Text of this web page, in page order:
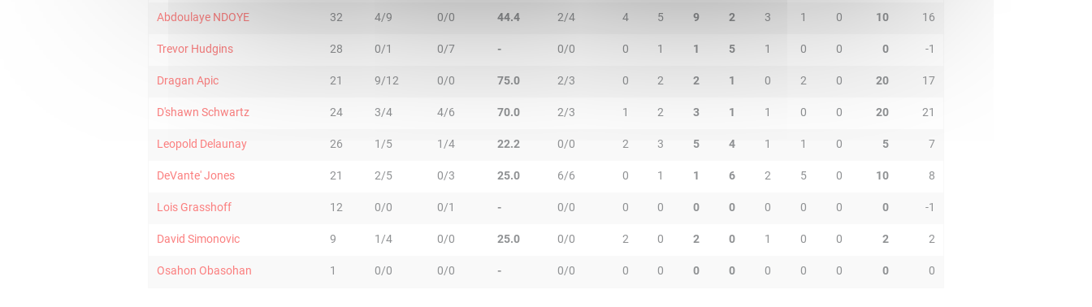
Abdoulaye NDOYE 32 4/9 0/0 44.4 2/4 4 5 9 2 3 1 0 10 16
Trevor Hudgins 28 0/1 0/7 - 0/0 0 1 1 5 1 0 0 0 -1
Dragan Apic 21 9/12 0/0 75.0 2/3 0 2 2 1 0 2 0 20 17
D'shawn Schwartz 24 3/4 4/6 70.0 2/3 1 2 3 1 1 0 0 20 21
Leopold Delaunay 26 1/5 1/4 22.2 0/0 2 3 5 4 1 1 0 5 7
DeVante' Jones 21 2/5 0/3 25.0 6/6 0 1 1 6 2 5 0 10 8
Lois Grasshoff 12 0/0 0/1 - 0/0 0 0 0 0 0 0 0 0 -1
David Simonovic 9 1/4 0/0 25.0 0/0 2 0 2 0 1 0 0 2 2
Osahon Obasohan 1 0/0 0/0 - 0/0 0 0 0 0 0 0 0 0 0